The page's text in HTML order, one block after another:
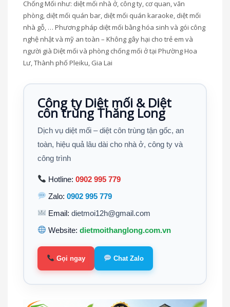
Chống Mối như: diệt mối nhà ở, công ty, cơ quan, văn
phòng, diệt mối quán bar, diệt mối quán karaoke, diệt mối
nhà gỗ, … Phương pháp diệt mối bằng hóa sinh và gói công
nghệ nhật và mỹ an toàn – Không gây hại cho trẻ em và
người già Diệt mối và phòng chống mối ở tại Phường Hoa
Lư, Thành phố Pleiku, Gia Lai
Công ty Diệt mối & Diệt
côn trùng Thăng Long
Dịch vụ diệt mối – diệt côn trùng tận gốc, an
toàn, hiệu quả lâu dài cho nhà ở, công ty và
công trình
Hotline:0902 995 779
Zalo:0902 995 779
Email:dietmoi12h@gmail.com
Website:dietmoithanglong.com.vn
Gọi ngay Chat Zalo